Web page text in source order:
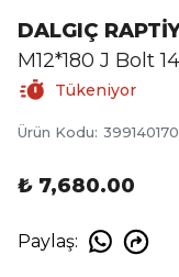
DALGIÇ
M12*180 J Bolt
Tükeniyor
Ürün Kodu:
₺ 7,680.00
Paylaş: